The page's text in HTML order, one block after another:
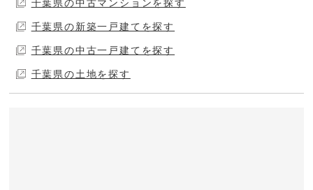
千葉県の中古マンションを探す
千葉県の新築一戸建てを探す
千葉県の中古一戸建てを探す
千葉県の土地を探す